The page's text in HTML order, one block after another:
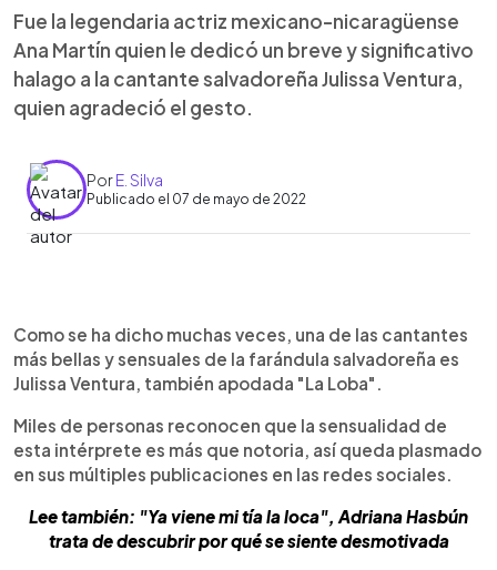
Fue la legendaria actriz mexicano-nicaragüense
Ana Martín quien le dedicó un breve y significativo
halago a la cantante salvadoreña Julissa Ventura,
quien agradeció el gesto.
PorE. Silva
Publicado el 07 de mayo de 2022
Escuchar artículo
Como se ha dicho muchas veces, una de las cantantes
más bellas y sensuales de la farándula salvadoreña es
Julissa Ventura, también apodada "La Loba".
Miles de personas reconocen que la sensualidad de
esta intérprete es más que notoria, así queda plasmado
en sus múltiples publicaciones en las redes sociales.
Lee también: "Ya viene mi tía la loca", Adriana Hasbún
trata de descubrir por qué se siente desmotivada